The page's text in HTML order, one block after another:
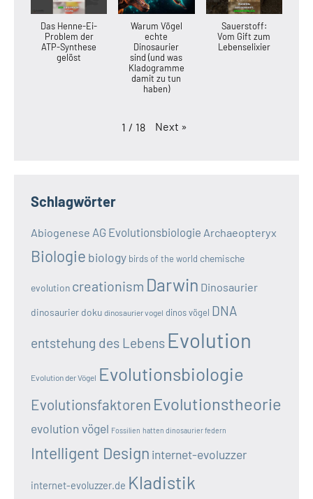
Das Henne-Ei-
Problem der
ATP-Synthese
gelöst
Warum Vögel
echte
Dinosaurier
sind (und was
Kladogramme
damit zu tun
haben)
Sauerstoff:
Vom Gift zum
Lebenselixier
1 / 18 Next »
Schlagwörter
Abiogenese AG Evolutionsbiologie Archaeopteryx
Biologie biology birds of the world chemische
evolution creationism Darwin Dinosaurier
dinosaurier doku dinosaurier vogel dinos vögel DNA
entstehung des Lebens Evolution
Evolution der Vögel Evolutionsbiologie
Evolutionsfaktoren Evolutionstheorie
evolution vögel Fossilien hatten dinosaurier federn
Intelligent Design internet-evoluzzer
internet-evoluzzer.de Kladistik